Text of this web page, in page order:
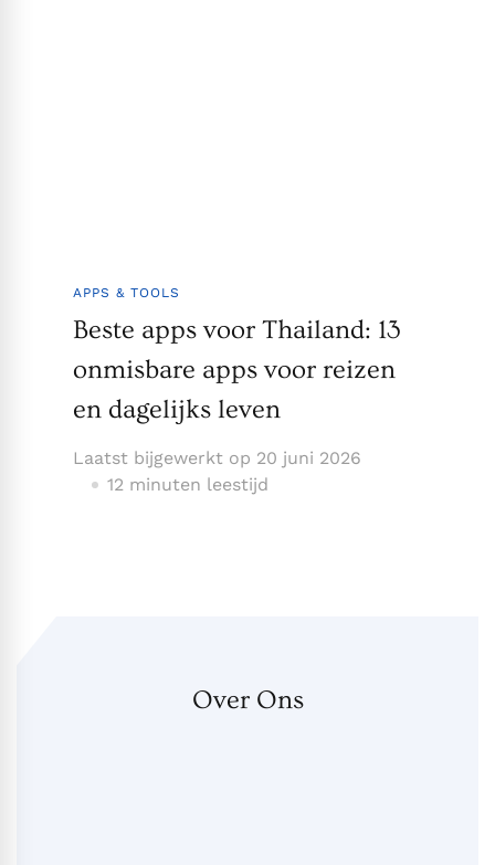
APPS & TOOLS
Beste apps voor Thailand: 13
onmisbare apps voor reizen
en dagelijks leven
Laatst bijgewerkt op 20 juni 2026
12 minuten leestijd
Over Ons